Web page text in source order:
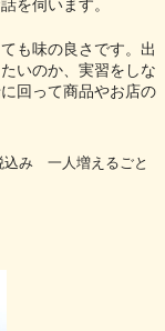
を伺います。
も味の良さです。出
いのか、実習をしな
回って商品やお店の
み 一人増えるごと